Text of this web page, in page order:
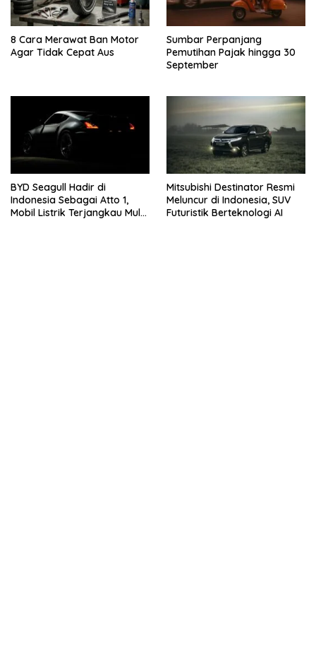
8 Cara Merawat Ban Motor
Agar Tidak Cepat Aus
Sumbar Perpanjang
Pemutihan Pajak hingga 30
September
BYD Seagull Hadir di
Indonesia Sebagai Atto 1,
Mobil Listrik Terjangkau Mulai
Mitsubishi Destinator Resmi
Meluncur di Indonesia, SUV
Futuristik Berteknologi AI